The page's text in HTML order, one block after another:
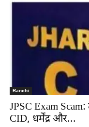
Ranchi
JPSC Exam
CID, धर्मेंद्र और...